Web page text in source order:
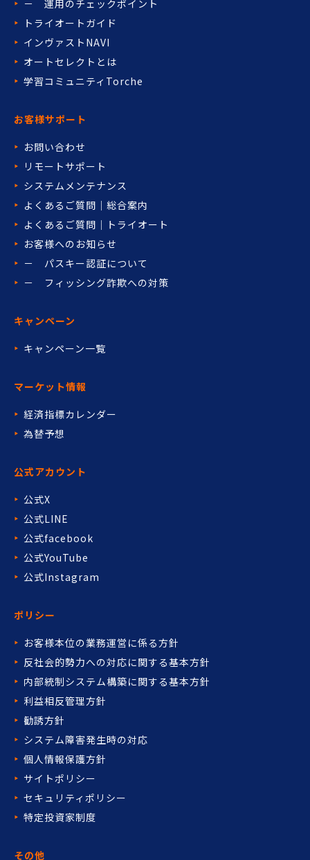
キャンペーン
キャンペーン一覧
マーケット情報
経済指標カレンダー
為替予想
公式アカウント
公式X
公式LINE
公式facebook
公式YouTube
公式Instagram
－ 運用のチェックポイント
トライオートガイド
インヴァストNAVI
オートセレクトとは
学習コミュニティTorche
ポリシー
お客様本位の業務運営に係る方針
反社会的勢力への対応に関する基本方針
内部統制システム構築に関する基本方針
利益相反管理方針
勧誘方針
システム障害発生時の対応
個人情報保護方針
サイトポリシー
セキュリティポリシー
特定投資家制度
お客様サポート
お問い合わせ
リモートサポート
システムメンテナンス
よくあるご質問｜総合案内
よくあるご質問｜トライオート
お客様へのお知らせ
－ パスキー認証について
－ フィッシング詐欺への対策
その他